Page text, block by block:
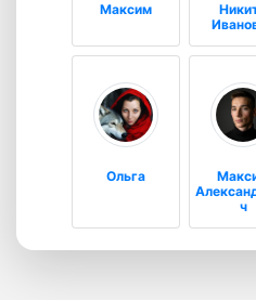
Максим
Ольга
ч